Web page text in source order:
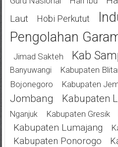
Laut
Hobi Perkutut
Pengolahan
Jimad Sakteh Kab
Banyuwangi
Kabupaten
Bojonegoro
Kabupaten
Jombang
Kabupaten
Nganjuk
Kabupaten Gresik
Kabupaten Lumajang
Kabupaten Ponorogo